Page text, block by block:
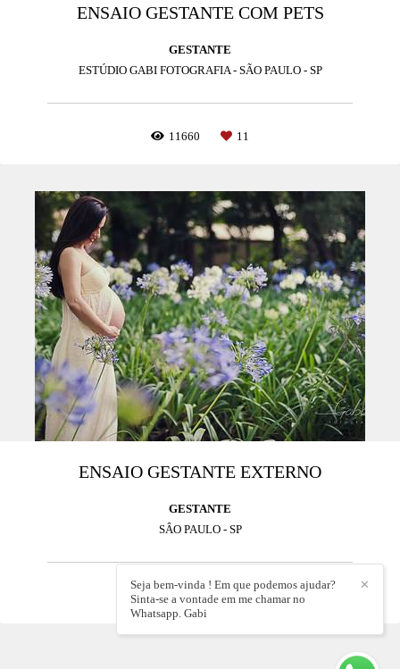
ENSAIO GESTANTE COM PETS
GESTANTE
ESTÚDIO GABI FOTOGRAFIA - SÃO PAULO - SP
11660 11
ENSAIO GESTANTE EXTERNO
GESTANTE
SÂO PAULO - SP
11018 3
✕
Seja bem-vinda ! Em que podemos ajudar?
Sinta-se a vontade em me chamar no
Whatsapp. Gabi